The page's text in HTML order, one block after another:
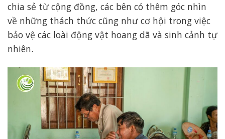
chia sẻ từ cộng đồng, các bên có thêm góc nhìn
về những thách thức cũng như cơ hội trong việc
bảo vệ các loài động vật hoang dã và sinh cảnh tự
nhiên.